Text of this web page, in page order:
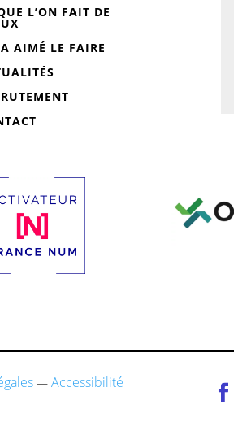
L’ON FAIT DE
AIMÉ LE FAIRE
— Accessibilité